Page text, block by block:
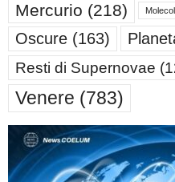
Mercurio (218)
Oscure (163)
Resti di Supernovae
Venere (783)